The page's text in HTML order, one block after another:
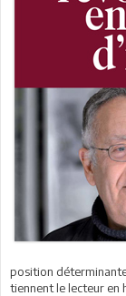
position
tiennent le lecteur en